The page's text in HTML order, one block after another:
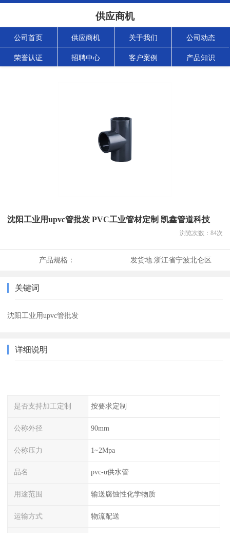
供应商机
公司首页 供应商机 关于我们 公司动态
荣誉认证 招聘中心 客户案例 产品知识
沈阳工业用upvc管批发 PVC工业管材定制 凯鑫管道科技
浏览次数： 84次
产品规格： 发货地:浙江省宁波北仑区
关键词
沈阳工业用upvc管批发
详细说明
是否支持加工定制 按要求定制
公称外径 90mm
公称压力 1~2Mpa
品名 pvc-u供水管
用途范围 输送腐蚀性化学物质
运输方式 物流配送